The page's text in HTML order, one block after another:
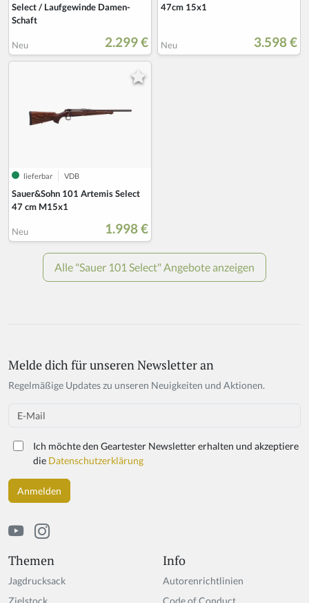
Themen
Jagdrucksack
Zielstock
Info
Autorenrichtlinien
Code of Conduct
If
y
h
a
n,
ig
n
o
r
Melde dich für unseren Newsletter an
Regelmäßige Updates zu unseren Neuigkeiten und Aktionen.
Email
Ich möchte den Geartester Newsletter erhalten und akzeptiere
die Datenschutzerklärung